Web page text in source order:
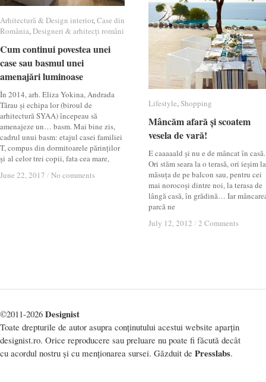
Arhitectură & Design interior,Case din
România,Designeri & arhitecți români
Cum continui povestea unei
case sau basmul unei
amenajări luminoase
În 2014, arh. Eliza Yokina, Andrada
Tărau și echipa lor (biroul de
arhitectură SYAA) începeau să
amenajeze un… basm. Mai bine zis,
cadrul unui basm: etajul casei familiei
T, compus din dormitoarele părinților
și al celor trei copii, fata cea mare,
June 22, 2017 / No comments
Arhitectură & Design interior Case din
România Designeri & arhitecți români
Cum continui povestea unei
case sau basmul unei
amenajări luminoase
June 22, 2017 / No comments
Lifestyle,Shopping
Mâncăm afară și scoatem
vesela de vară!
E caaaaald și nu e de mâncat în casă.
Ori stăm seara la o terasă, ori ieșim la
măsuța de pe balcon sau, pentru cei
mai norocoși dintre noi, la terasa de
lângă casă, în grădină… Iar
parcă ne
July 12, 2012 / 2 Comments
Lifestyle Shopping
Mâncăm afară și scoatem
vesela de vară!
July 12, 2012 / 2 Comments
©2011-2026 Designist
Toate drepturile de autor asupra conținutului acestui website aparțin
designist.ro. Orice reproducere sau preluare nu poate fi făcută decât
cu acordul nostru și cu menționarea sursei. Găzduit de Presslabs.